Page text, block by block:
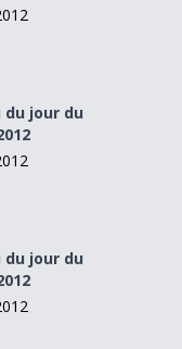
du jour du
du jour du